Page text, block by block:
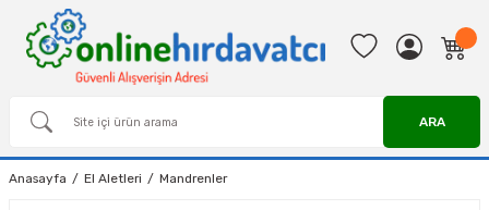
ARA
Anasayfa El Aletleri Mandrenler